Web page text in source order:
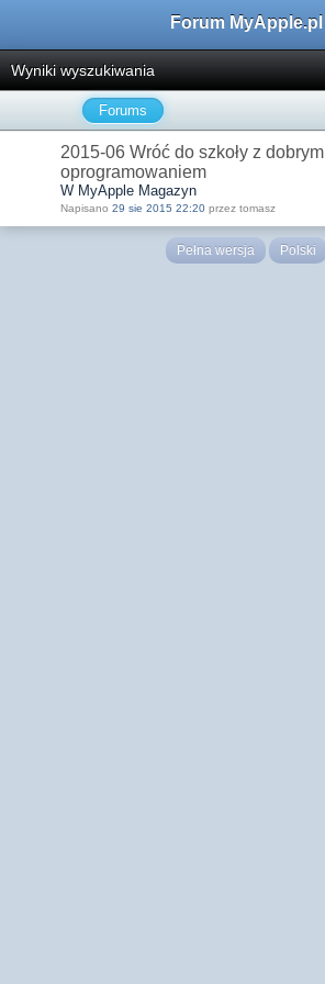
Forum MyApple.pl
Wyniki wyszukiwania
Forums
2015-06 Wróć do szkoły z dobrym
oprogramowaniem
W MyApple Magazyn
Napisano 29 sie 2015 22:20 przez tomasz
Pełna wersja Polski